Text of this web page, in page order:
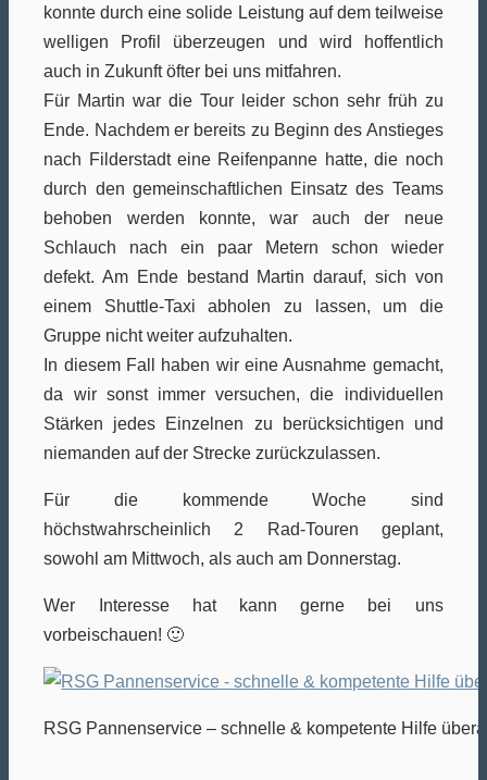
konnte durch eine solide Leistung auf dem teilweise
welligen Profil überzeugen und wird hoffentlich
auch in Zukunft öfter bei uns mitfahren.
Für Martin war die Tour leider schon sehr früh zu
Ende. Nachdem er bereits zu Beginn des Anstieges
nach Filderstadt eine Reifenpanne hatte, die noch
durch den gemeinschaftlichen Einsatz des Teams
behoben werden konnte, war auch der neue
Schlauch nach ein paar Metern schon wieder
defekt. Am Ende bestand Martin darauf, sich von
einem Shuttle-Taxi abholen zu lassen, um die
Gruppe nicht weiter aufzuhalten.
In diesem Fall haben wir eine Ausnahme gemacht,
da wir sonst immer versuchen, die individuellen
Stärken jedes Einzelnen zu berücksichtigen und
niemanden auf der Strecke zurückzulassen.
Für die kommende Woche sind
höchstwahrscheinlich 2 Rad-Touren geplant,
sowohl am Mittwoch, als auch am Donnerstag.
Wer Interesse hat kann gerne bei uns
vorbeischauen! 🙂
RSG Pannenservice – schnelle & kompetente Hilfe